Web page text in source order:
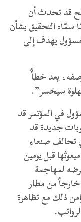
قد تحدث أن
التحقيق بشأن
يهدف إلى
يعد خطأً
سيخسر”.
في المؤتمر قد
جديدة قد
تحالف صنعاء
قبل يومين
لمهاجمة
خارجاً من مطار
ذلك مع تظاهرة